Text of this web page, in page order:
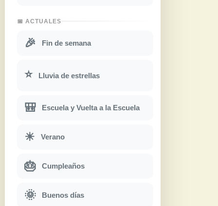
📅 ACTUALES
🎉 Fin de semana
⭐ Lluvia de estrellas
🎒 Escuela y Vuelta a la Escuela
☀ Verano
🎂 Cumpleaños
🌞 Buenos días